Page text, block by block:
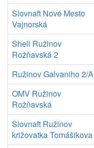
Slovnaft Nové Mesto
Vajnorská
Shell Ružinov
Rožňavská 2
Ružinov Galvaniho 2/A
OMV Ružinov
Rožňavská
Slovnaft Ružinov
križovatka Tomášikova